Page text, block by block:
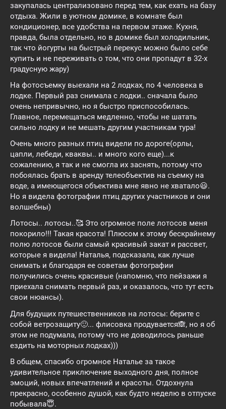
закупалась централизовано перед тем, как ехать на базу
отдыха. Жили в уютном домике, в комнате был
кондиционер, все удобства на первом этаже. Кухня,
правда, была отдельно, но в домике был холодильник,
так что йогурты на быстрый перекус можно было себе
купить и не переживать о том, что они пропадут в 32-х
градусную жару)
На фотосъемку выехали на 2 лодках, по 4 человека в
лодке. Первый раз снимала с лодки.. сначала было
очень непривычно, но я быстро приспособилась.
Главное, перемещаться медленно, чтобы не шатать
сильно лодку и не мешать другим участникам тура!
Очень много разных птиц видели по дороге(орлы,
цапли, лебеди, кваквы.. и много кого еще)...к
сожалению, я так и не смогла их заснять, потому что
побоялась брать в аренду телеобъектив на съемку на
воде, а имеющегося объектива мне явно не хватало😃.
Но я видела фотографии птиц других участников и они
волшебны)
Лотосы.. лотосы..🥰 Это огромное поле лотосов меня
покорило!!! Такая красота! Плюсом к этому бескрайнему
полю лотосов были самый красивый закат и рассвет,
которые я видела! Наталья, подсказала, как лучше
снимать и благодаря ее советам фотографии
получились очень красивые (напомню, что пейзажи я
приехала снимать первый раз, и оказалось, что тут есть
свои нюансы).
Для будущих путешественников на лотосы: берите с
собой ветрозащиту🙂... флисовка продувается🙈, но я об
этом не подумала, потому что не доводилось раньше
ездить на моторных лодках)))
В общем, спасибо огромное Наталье за такое
удивительное приключение выходного дня, полное
эмоций, новых впечатлений и красоты. Отдохнула
прекрасно, особенно душой, как будто неделю в отпуске
побывала😇.